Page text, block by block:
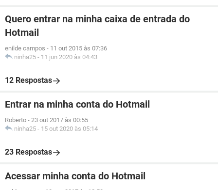
Quero entrar na minha caixa de entrada do
Hotmail
enilde campos - 11 out 2015 às 07:36
ninha25 - 11 jun 2020 às 04:43
12 Respostas
Entrar na minha conta do Hotmail
Roberto - 23 out 2017 às 00:55
ninha25 - 15 out 2020 às 05:14
23 Respostas
Acessar minha conta do Hotmail